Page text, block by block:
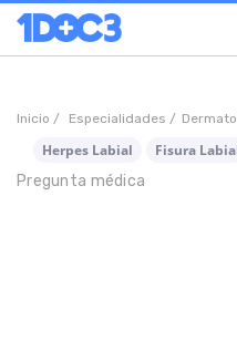
Inicio / Especialidades /
Herpes Labial Fisura
Pregunta médica